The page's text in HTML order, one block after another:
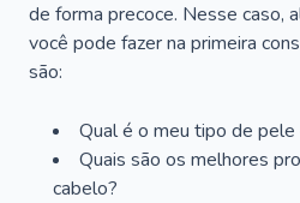
de forma precoce. Nesse caso,
você pode fazer na primeira
são:
Qual é o meu tipo de pele
Quais são os melhores
cabelo?